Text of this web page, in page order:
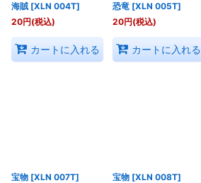
海賊 [XLN 004T]
20円(税込)
カートに入れる
恐竜 [XLN 005T]
20円(税込)
カートに入れる
宝物 [XLN 007T]
宝物 [XLN 008T]